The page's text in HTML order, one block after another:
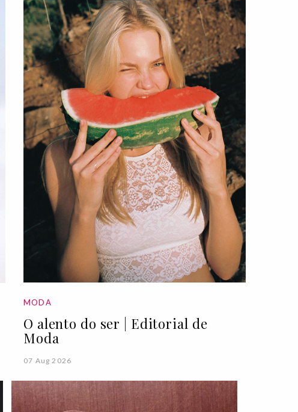
MODA
O alento do ser | Editorial de
Moda
07 Aug 2026